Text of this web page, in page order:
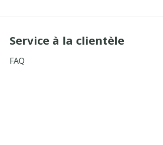
Service à la clientèle
FAQ